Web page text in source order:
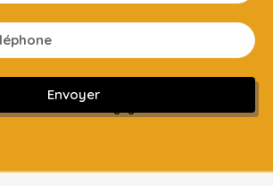
Envoyer
Sans engagement ni frais cachés